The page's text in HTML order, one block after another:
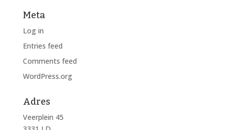
Meta
Log in
Entries feed
Comments feed
WordPress.org
Adres
Veerplein 45